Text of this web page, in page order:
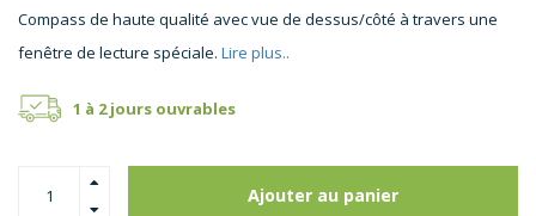
Compass de haute qualité avec vue de dessus/côté à travers une
fenêtre de lecture spéciale. Lire plus..
1 à 2 jours ouvrables
Ajouter au panier